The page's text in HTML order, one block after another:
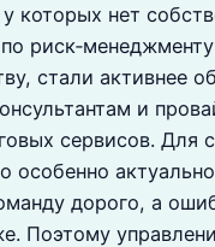
которых нет
стали активнее
и
сервисов. Для
особенно
дорого, а
Поэтому